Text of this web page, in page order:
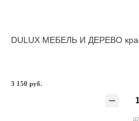
DULUX МЕБЕЛЬ И ДЕРЕВО
3 150 руб.